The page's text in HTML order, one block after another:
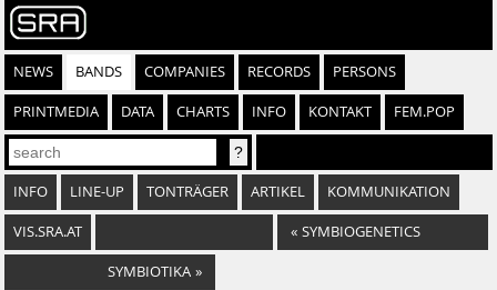
NEWS BANDS COMPANIES RECORDS PERSONS
PRINTMEDIA DATA CHARTS INFO KONTAKT FEM.POP
INFO LINE-UP TONTRÄGER ARTIKEL KOMMUNIKATION
VIS.SRA.AT « SYMBIOGENETICS
SYMBIOTIKA »